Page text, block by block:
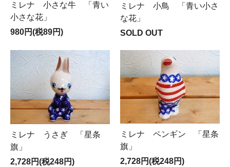
ミレナ 小さな牛 「青い
小さな花」
980円(税89円)
ミレナ 小鳥 「青い小さ
な花」
SOLD OUT
ミレナ うさぎ 「星条
旗」
2,728円(税248円)
ミレナ ペンギン 「星条
旗」
2,728円(税248円)